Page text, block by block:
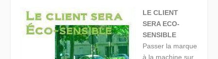
LE CLIENT
SERA ECO-
SENSIBLE
Passer la marque
à la machine sur